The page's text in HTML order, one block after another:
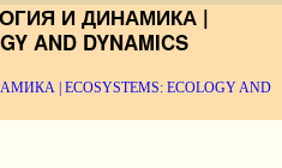
И ДИНАМИКА |
AND DYNAMICS